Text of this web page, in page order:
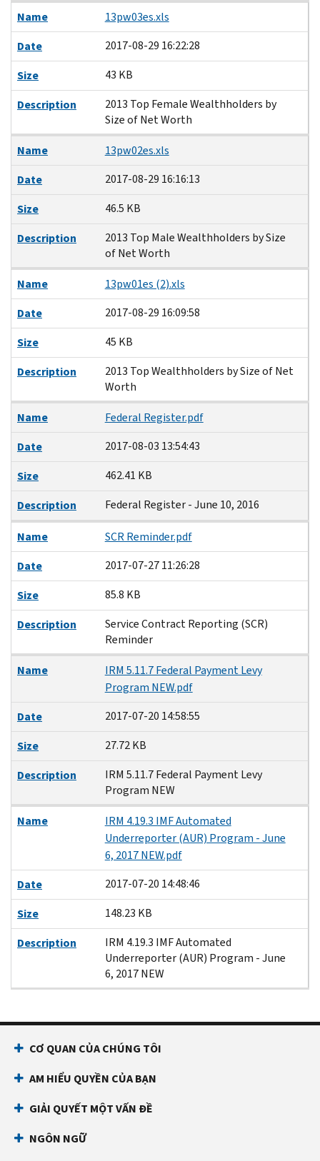
Name
13pw03es.xls
Date
2017-08-29 16:22:28
Size
43 KB
Description
2013 Top Female Wealthholders by
Size of Net Worth
Name
13pw02es.xls
Date
2017-08-29 16:16:13
Size
46.5 KB
Description
2013 Top Male Wealthholders by Size
of Net Worth
Name
13pw01es (2).xls
Date
2017-08-29 16:09:58
Size
45 KB
Description
2013 Top Wealthholders by Size of Net
Worth
Name
Federal Register.pdf
Date
2017-08-03 13:54:43
Size
462.41 KB
Description
Federal Register - June 10, 2016
Name
SCR Reminder.pdf
Date
2017-07-27 11:26:28
Size
85.8 KB
Description
Service Contract Reporting (SCR)
Reminder
Name
IRM 5.11.7 Federal Payment Levy
Program NEW.pdf
Date
2017-07-20 14:58:55
Size
27.72 KB
Description
IRM 5.11.7 Federal Payment Levy
Program NEW
Name
IRM 4.19.3 IMF Automated
Underreporter (AUR) Program - June
6, 2017 NEW.pdf
Date
2017-07-20 14:48:46
Size
148.23 KB
Description
IRM 4.19.3 IMF Automated
Underreporter (AUR) Program - June
6, 2017 NEW
CƠ QUAN CỦA CHÚNG TÔI
AM HIỂU QUYỀN CỦA BẠN
GIẢI QUYẾT MỘT VẤN ĐỀ
NGÔN NGỮ